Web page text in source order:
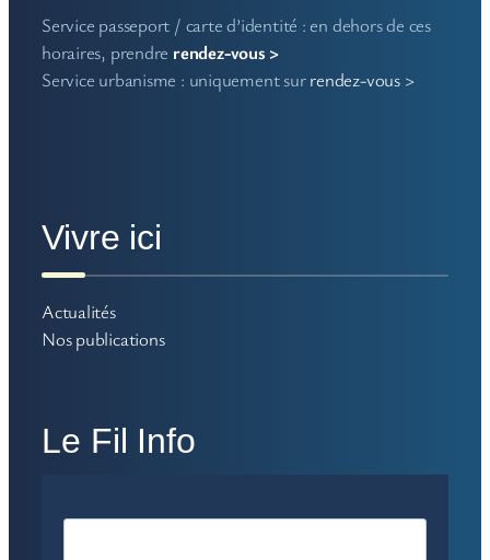
Service passeport / carte d’identité : en dehors de ces
horaires, prendre rendez-vous >
Service urbanisme : uniquement surrendez-vous >
Vivre ici
Actualités
Nos publications
Le Fil Info